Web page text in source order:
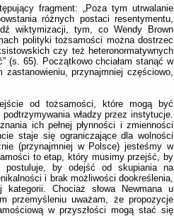
fragment: „Poza tym utrwalanie
różnych postaci resentymentu,
wiktymizacji, tym, co Wendy Brown
polityki tożsamości można dostrzec
czy też heteronormatywnych
(s. 65). Początkowo chciałam stanąć w
zastanowieniu, przynajmniej częściowo,
od tożsamości, które mogą być
władzy przez instytucje.
ich pełnej płynności i zmienności
staje się ograniczające dla wolności
(przynajmniej w Polsce) jesteśmy w
to etap, który musimy przejść, by
postuluje, by odejść od skupiania na
i brak możliwości dookreślenia,
Chociaż słowa Newmana u
przemyśleniu uważam, że propozycje
w przyszłości mogą stać się